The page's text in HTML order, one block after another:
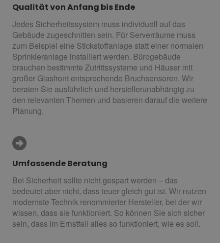
Qualität von Anfang bis Ende
Jedes Sicherheitssystem muss individuell auf das
Gebäude zugeschnitten sein. Für Serverräume muss
zum Beispiel eine Stickstoffanlage statt einer normalen
Sprinkleranlage installiert werden. Bürogebäude
brauchen bestimmte Zutrittssysteme und Häuser mit
großer Glasfront entsprechende Bruchsensoren. Wir
beraten Sie ausführlich und herstellerunabhängig zu
den relevanten Themen und basieren darauf die weitere
Planung.
Umfassende Beratung
Bei Sicherheit sollte nicht gespart werden – das
bedeutet aber nicht, dass teuer gleich gut ist. Wir nutzen
modernste Technik renommierter Hersteller, bei der wir
wissen, dass sie funktioniert. So können Sie sich sicher
sein, dass im Ernstfall alles so funktioniert, wie es soll.